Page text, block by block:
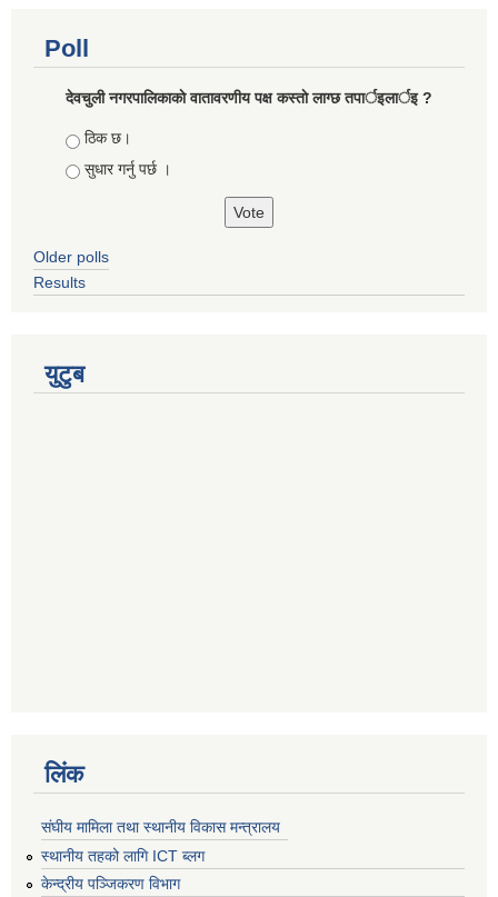
Poll
देवचुली नगरपालिकाकाे वातावरणीय पक्ष कस्ताे लाग्छ तपार्इलार्इ ?
Choices
ठिक छ।
सुधार गर्नु पर्छ ।
Older polls
Results
युटुब
लिंक
संघीय मामिला तथा स्थानीय विकास मन्त्रालय
स्थानीय तहको लागि ICT ब्लग
केन्द्रीय पञ्जिकरण विभाग